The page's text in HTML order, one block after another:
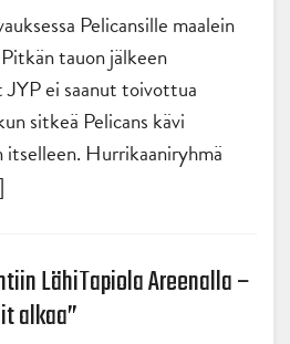
Pelicansille maalein
tauon jälkeen
ei saanut toivottua
sitkeä Pelicans kävi
itselleen. Hurrikaaniryhmä
LähiTapiola Areenalla –
alkaa”